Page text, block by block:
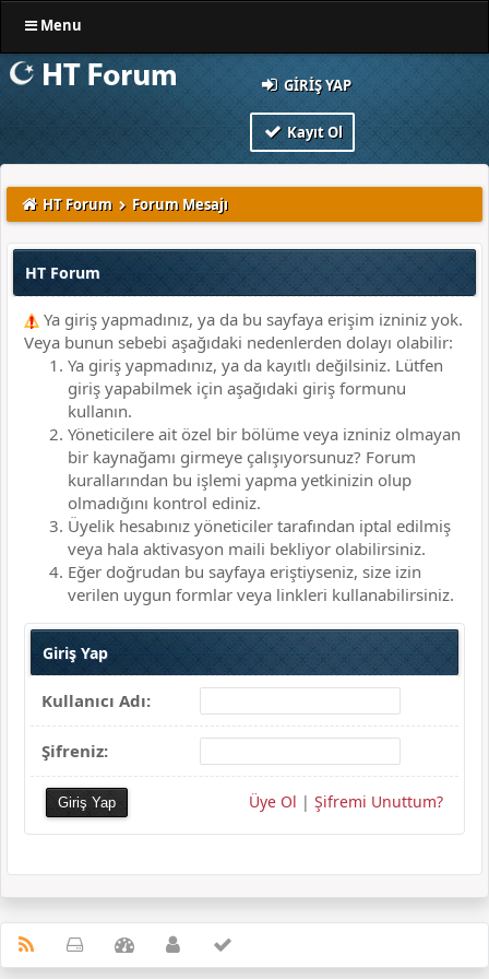
Menu
GIRIŞ YAP
Kayıt Ol
HT Forum Forum Mesajı
HT Forum
Ya giriş yapmadınız, ya da bu sayfaya erişim izniniz yok.
Veya bunun sebebi aşağıdaki nedenlerden dolayı olabilir:
Ya giriş yapmadınız, ya da kayıtlı değilsiniz. Lütfen
giriş yapabilmek için aşağıdaki giriş formunu
kullanın.
Yöneticilere ait özel bir bölüme veya izniniz olmayan
bir kaynağamı girmeye çalışıyorsunuz? Forum
kurallarından bu işlemi yapma yetkinizin olup
olmadığını kontrol ediniz.
Üyelik hesabınız yöneticiler tarafından iptal edilmiş
veya hala aktivasyon maili bekliyor olabilirsiniz.
Eğer doğrudan bu sayfaya eriştiyseniz, size izin
verilen uygun formlar veya linkleri kullanabilirsiniz.
Giriş Yap
Kullanıcı Adı:
Şifreniz:
Üye Ol | Şifremi Unuttum?